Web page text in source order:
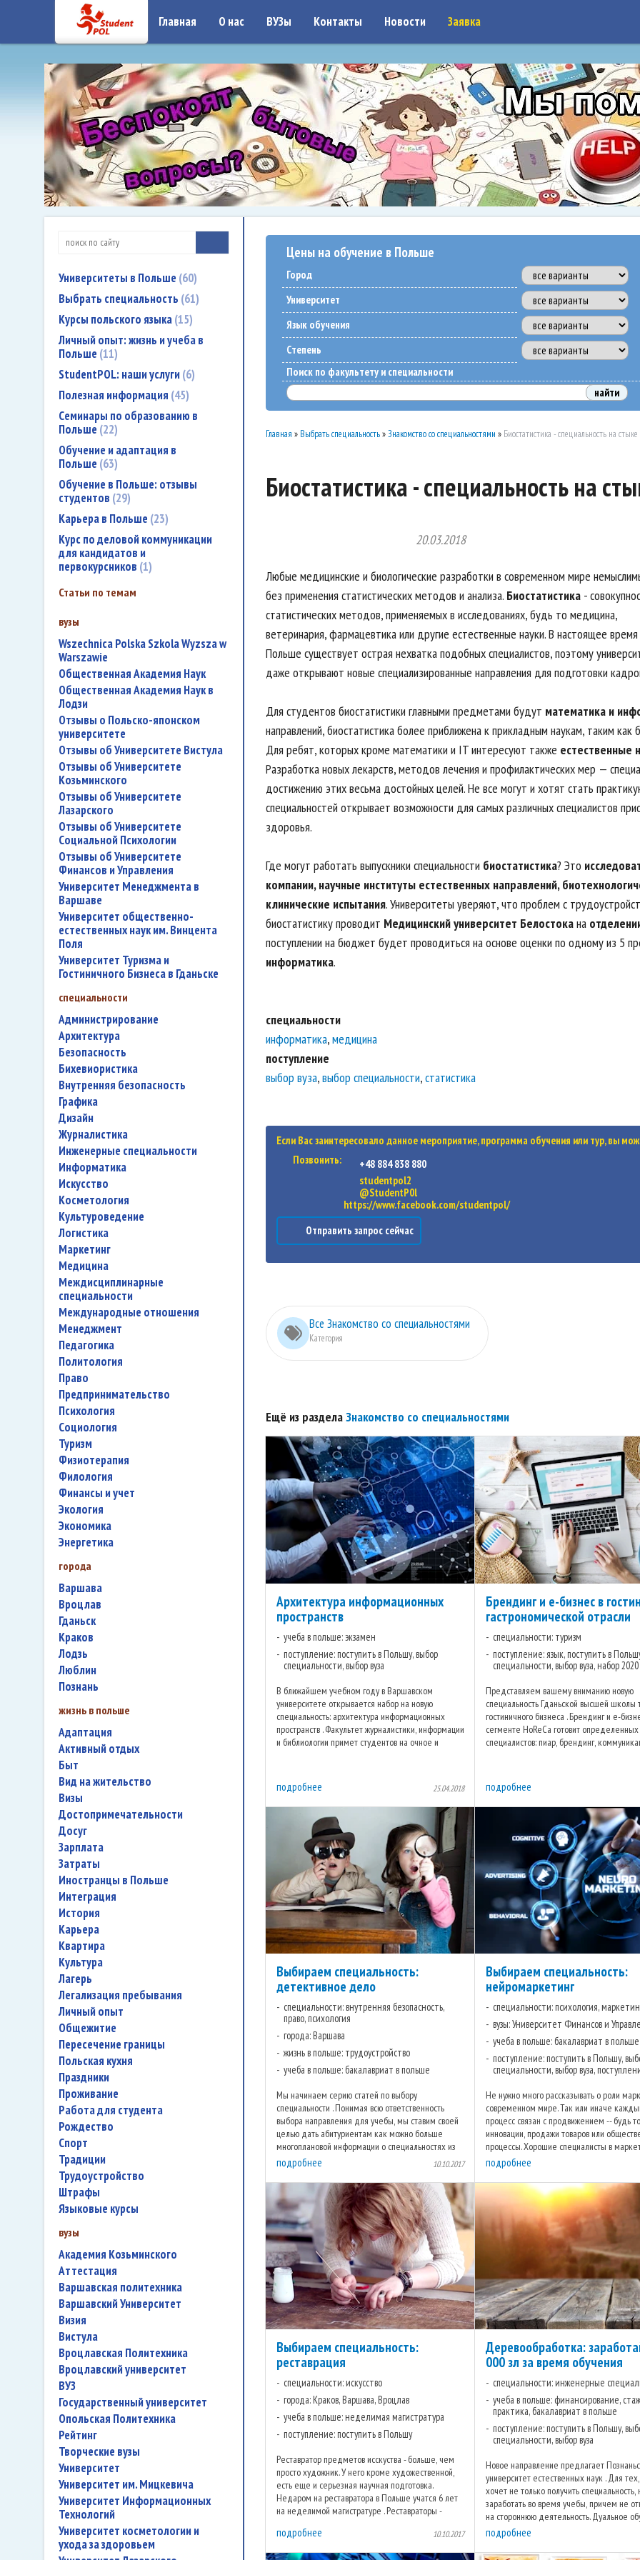
google-site-verification: google7a917c261df1566b.htmlgoogle-site-verification: google7a917c261df1566b.html
Главная О нас ВУЗы Контакты Новости Заявка
Университеты в Польше 60
Выбрать специальность 61
Курсы польского языка 15
Личный опыт: жизнь и учеба в
Польше 11
StudentPOL: наши услуги 6
Полезная информация 45
Семинары по образованию в
Польше 22
Обучение и адаптация в
Польше 63
Обучение в Польше: отзывы
студентов 29
Карьера в Польше 23
Курс по деловой коммуникации
для кандидатов и
первокурсников 1
Статьи по темам
вузы
Wszechnica Polska Szkola Wyzsza w
Warszawie
Общественная Академия Наук
Общественная Академия Наук в
Лодзи
Отзывы о Польско-японском
университете
Отзывы об Университете Вистула
Отзывы об Университете
Козьминского
Отзывы об Университете
Лазарского
Отзывы об Университете
Социальной Психологии
Отзывы об Университете
Финансов и Управления
Университет Менеджмента в
Варшаве
Университет общественно-
естественных наук им. Винцента
Поля
Университет Туризма и
Гостиничного Бизнеса в Гданьске
специальности
администрирование
архитектура
безопасность
бихевиористика
внутренняя безопасность
графика
дизайн
журналистика
инженерные специальности
информатика
искусство
косметология
культуроведение
логистика
маркетинг
медицина
междисциплинарные
специальности
международные отношения
менеджмент
педагогика
политология
право
предпринимательство
психология
социология
туризм
физиотерапия
филология
финансы и учет
экология
экономика
энергетика
города
Варшава
Вроцлав
Гданьск
Краков
Лодзь
Люблин
Познань
жизнь в польше
адаптация
активный отдых
быт
вид на жительство
визы
достопримечательности
досуг
зарплата
затраты
иностранцы в Польше
интеграция
история
карьера
квартира
культура
лагерь
легализация пребывания
личный опыт
общежитие
пересечение границы
польская кухня
праздники
проживание
работа для студента
Рождество
спорт
традиции
трудоустройство
штрафы
языковые курсы
вузы
Академия Козьминского
аттестация
Варшавская политехника
Варшавский Университет
Визия
Вистула
Вроцлавская Политехника
Вроцлавский университет
ВУЗ
государственный университет
Опольская Политехника
рейтинг
творческие вузы
университет
Университет им. Мицкевича
Университет Информационных
Технологий
университет косметологии и
ухода за здоровьем
Цены на обучение в Польше
Город
Университет
Язык обучения
Cтепень
Поиск по факультету и специальности
Главная » Выбрать специальность»Знакомство со специальностями » Биостатистика - специальность на
Биостатистика - специальность на
20.03.2018
Любые медицинские и биологические разработки в современном мире
без применения статистических методов и анализа. Биостатистика -
статистических методов, применяемых в исследованиях, будь то медицина,
ветеринария, фармацевтика или другие естественные науки. В настоящее
Польше существует острая нехватка подобных специалистов, поэтому
даже открывают новые специализированные направления для подготовки
Для студентов биостатистики главными предметами будут математика и
направлений, биостатистика более приближена к прикладным наукам, таким
Для ребят, которых кроме математики и IT интересуют также естественные
Разработка новых лекарств, методов лечения и профилактических мер —
достижению этих весьма достойных целей. Не все могут и хотят стать
специальностей открывает возможности для самых различных специалистов
здоровья.
Где могут работать выпускники специальности биостатистика? Это
компании, научные институты естественных направлений,
клинические испытания. Университеты уверяют, что проблем с
биостатистику проводит Медицинский университет Белостокана
поступлении на бюджет будет проводиться на основе оценки по одному из 5
информатика.
специальности
информатика,медицина
поступление
выбор вуза,выбор специальности,статистика
Если Вас заинтересовало данное мероприятие, программа обучения или тур, вы
Позвонить:
+48 884 838 880
studentpol2
@StudentP0l
https://www.facebook.com/studentpol/
Отправить запрос сейчас
Все Знакомство со специальностями
Категория
Ещё из разделаЗнакомство со специальностями
Архитектура информационных
пространств
учеба в польше: экзамен
поступление: поступить в Польшу, выбор
специальности, выбор вуза
В ближайшем учебном году в Варшавском
университете открывается набор на новую
специальность: архитектура информационных
пространств . Факультет журналистики, информации
и библиологии примет студентов на очное и
подробнее 25.04.2018
Брендинг и е-бизнес в
гастрономической отрасли
специальности: туризм
поступление: язык, поступить в
специальности, выбор вуза, набор 2020
Представляем вашему вниманию новую
специальность Гданьской высшей школы
гостиничного бизнеса . Брендинг и e-
сегменте HoReCa готовит определенных
специалистов: пиар, брендинг,
подробнее
Выбираем специальность:
детективное дело
специальности: внутренняя безопасность,
право, психология
города: Варшава
жизнь в польше: трудоустройство
учеба в польше: бакалавриат в польше
Мы начинаем серию статей по выбору
специальности . Понимая всю ответственность
выбора направления для учебы, мы ставим своей
целью дать абитуриентам как можно больше
многоплановой информации о специальностях из
разных областей знаний. Итак, первым в ...
подробнее 10.10.2017
Выбираем специальность:
нейромаркетинг
специальности: психология,
вузы: Университет Финансов и
учеба в польше: бакалавриат в польше
поступление: поступить в Польшу,
специальности, выбор вуза,
Не нужно много рассказывать о роли
современном мире. Так или иначе
процесс связан с продвижением -- будь
инновации, продажи товаров или
процессы. Хорошие специалисты в
вес золота, но как стать таким ...
подробнее
Выбираем специальность:
реставрация
специальности: искусство
города: Краков, Варшава, Вроцлав
учеба в польше: неделимая магистратура
поступление: поступить в Польшу
Реставратор предметов исскуства - больше, чем
просто художник. У него кроме художественной,
есть еще и серьезная научная подготовка.
Недаром на реставратора в Польше учатся 6 лет
на неделимой магистратуре . Реставраторы -
подробнее 10.10.2017
Деревообработка:
000 зл за время обучения
специальности: инженерные
учеба в польше: финансирование,
практика, бакалавриат в польше
поступление: поступить в Польшу,
специальности, выбор вуза
Новое направление предлагает
университет естественных наук . Для
хочет не только получить специальность,
заработать во время учебы, причем не
на стороннюю деятельность. Дуальное
очень востребованный вид ...
подробнее